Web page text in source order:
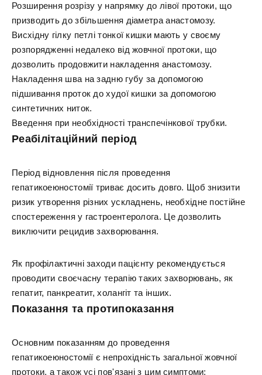
Розширення розрізу у напрямку до лівої протоки, що
призводить до збільшення діаметра анастомозу.
Висхідну гілку петлі тонкої кишки мають у своєму
розпорядженні недалеко від жовчної протоки, що
дозволить продовжити накладення анастомозу.
Накладення шва на задню губу за допомогою
підшивання проток до худої кишки за допомогою
синтетичних ниток.
Введення при необхідності транспечінкової трубки.
Реабілітаційний період
Період відновлення після проведення
гепатикоеюностомії триває досить довго. Щоб знизити
ризик утворення різних ускладнень, необхідне постійне
спостереження у гастроентеролога. Це дозволить
виключити рецидив захворювання.
Як профілактичні заходи пацієнту рекомендується
проводити своєчасну терапію таких захворювань, як
гепатит, панкреатит, холангіт та інших.
Показання та протипоказання
Основним показанням до проведення
гепатикоеюностомії є непрохідність загальної жовчної
протоки, а також усі пов'язані з цим симптоми: